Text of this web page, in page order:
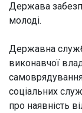
Держава
молоді.
Державна
виконавчої
соціальних
про наявність